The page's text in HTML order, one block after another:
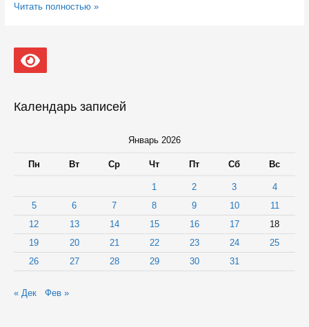
481
новым
профессиям
в
в
Читать полностью »
Календарь записей
Январь 2026
Пн Вт Ср Чт Пт Сб Вс
1 2 3
4
5
6 7 8 9 10
11
12
13 14 15 16 17
18
19
20 21 22 23 24
25
26
27 28 29 30 31
« Дек Фев »